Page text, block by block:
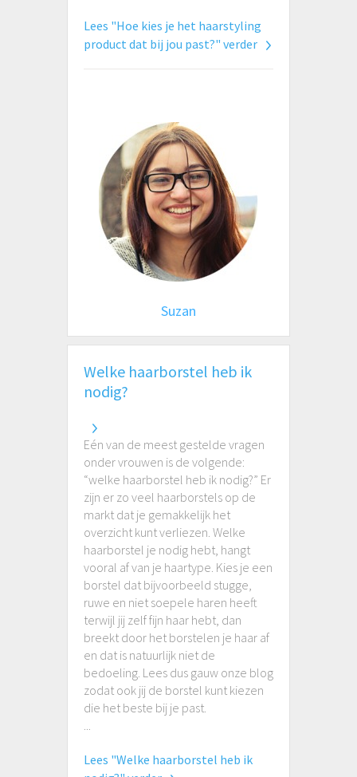
Lees "Hoe kies je het haarstyling
product dat bij jou past?" verder
Suzan
Welke haarborstel heb ik
nodig?
Eén van de meest gestelde vragen
onder vrouwen is de volgende:
“welke haarborstel heb ik nodig?” Er
zijn er zo veel haarborstels op de
markt dat je gemakkelijk het
overzicht kunt verliezen. Welke
haarborstel je nodig hebt, hangt
vooral af van je haartype. Kies je een
borstel dat bijvoorbeeld stugge,
ruwe en niet soepele haren heeft
terwijl jij zelf fijn haar hebt, dan
breekt door het borstelen je haar af
en dat is natuurlijk niet de
bedoeling. Lees dus gauw onze blog
zodat ook jij de borstel kunt kiezen
die het beste bij je past.
...
Lees "Welke haarborstel heb ik